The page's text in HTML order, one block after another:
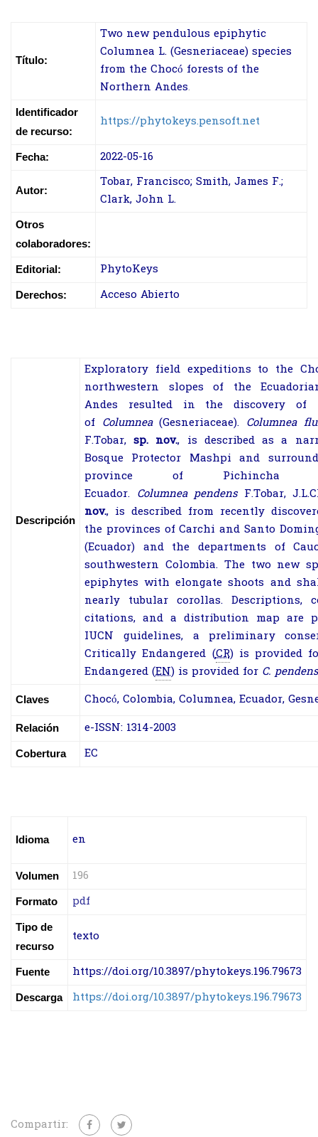
Título:
Two new pendulous epiphytic
Columnea L. (Gesneriaceae) species
from the Chocó forests of the
Northern Andes.
Identificador
de recurso:
https://phytokeys.pensoft.net
Fecha: 2022-05-16
Autor:
Tobar, Francisco; Smith, James F.;
Clark, John L.
Otros
colaboradores:
Editorial: PhytoKeys
Derechos: Acceso Abierto
Descripción
Exploratory field expeditions to the
northwestern slopes of the
Andes resulted in the discovery of
of Columnea(Gesneriaceae). Columnea
F.Tobar,sp. nov., is described as a
Bosque Protector Mashpi and
province of Pichincha
Ecuador. Columnea pendensF.Tobar,
nov., is described from recently
the provinces of Carchi and Santo
(Ecuador) and the departments of
southwestern Colombia. The two new
epiphytes with elongate shoots and
nearly tubular corollas. Descriptions,
citations, and a distribution map are
IUCN guidelines, a preliminary
Critically Endangered (CR) is provided
Endangered (EN) is provided for C. pendens
Claves Chocó, Colombia, Columnea, Ecuador,
Relación e-ISSN: 1314-2003
Cobertura EC
Idioma en
Volumen 196
Formato pdf
Tipo de
recurso
texto
Fuente https://doi.org/10.3897/phytokeys.196.79673
Descarga https://doi.org/10.3897/phytokeys.196.79673
Compartir: